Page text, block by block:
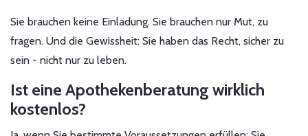
Sie brauchen keine Einladung. Sie brauchen nur Mut, zu
fragen. Und die Gewissheit: Sie haben das Recht, sicher zu
sein - nicht nur zu leben.
Ist eine Apothekenberatung wirklich
kostenlos?